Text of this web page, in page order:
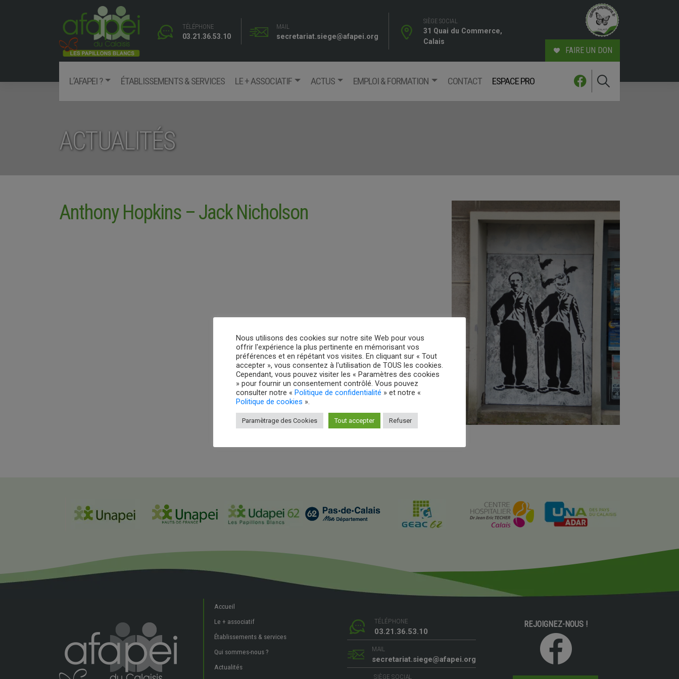
TÉLÉPHONE
03.21.36.53.10
MAIL
secretariat.siege@afapei.org
SIÈGE SOCIAL
31 Quai du Commerce,
Calais
FAIRE UN DON
L’AFAPEI ? ÉTABLISSEMENTS & SERVICES LE + ASSOCIATIF ACTUS EMPLOI & FORMATION CONTACT ESPACE PRO
Facebook
ACTUALITÉS
Anthony Hopkins – Jack Nicholson
Accueil
Le + associatif
Établissements & services
Qui sommes-nous ?
Actualités
TÉLÉPHONE
03.21.36.53.10
MAIL
secretariat.siege@afapei.org
SIÈGE SOCIAL
REJOIGNEZ-NOUS !
Nous utilisons des cookies sur notre site Web pour vous
offrir l'expérience la plus pertinente en mémorisant vos
préférences et en répétant vos visites. En cliquant sur « Tout
accepter », vous consentez à l'utilisation de TOUS les cookies.
Cependant, vous pouvez visiter les « Paramètres des cookies
» pour fournir un consentement contrôlé. Vous pouvez
consulter notre « Politique de confidentialité » et notre «
Politique de cookies ».
Paramètrage des Cookies Tout accepter Refuser